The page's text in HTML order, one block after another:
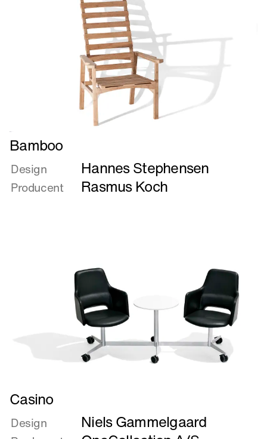
Læs
mere
om
Bamboo
Bamboo
Design Hannes Stephensen
Producent Rasmus Koch
Læs
mere
om
Casino
Casino
Design Niels Gammelgaard